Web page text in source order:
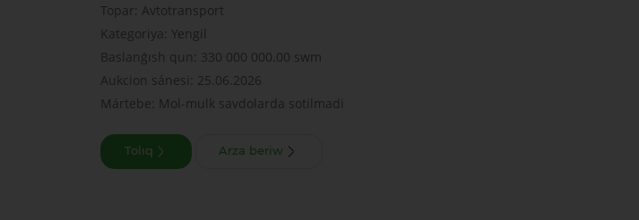
Topar: Avtotransport
Kategoriya: Yengil
Baslanǵısh qun: 330 000 000.00 swm
Aukcion sánesi: 25.06.2026
Mártebe: Mol-mulk savdolarda sotilmadi
Tolıq Arza beriw